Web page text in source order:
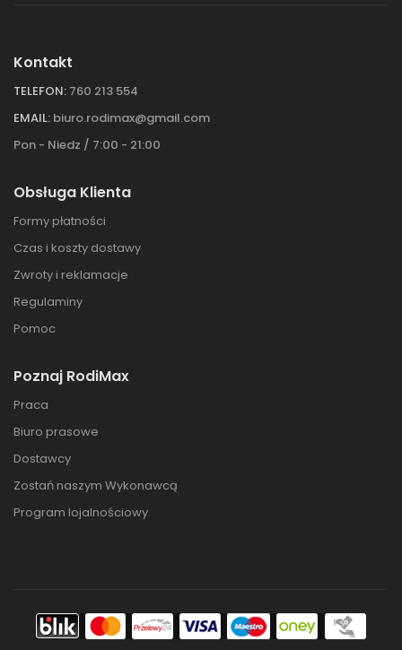
Kontakt
TELEFON: 760 213 554
EMAIL: biuro.rodimax@gmail.com
Pon - Niedz / 7:00 - 21:00
Obsługa Klienta
Formy płatności
Czas i koszty dostawy
Zwroty i reklamacje
Regulaminy
Pomoc
Poznaj RodiMax
Praca
Biuro prasowe
Dostawcy
Zostań naszym Wykonawcą
Program lojalnościowy